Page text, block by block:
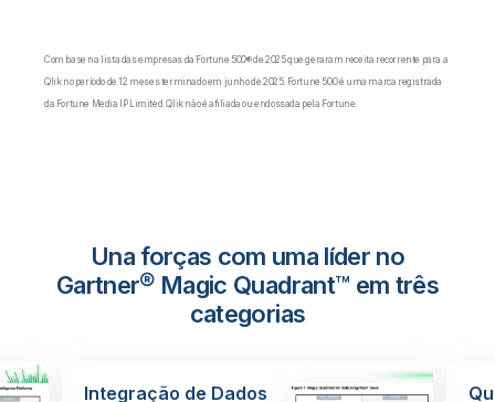
Com base na lista das empresas da Fortune 500® de 2025 que geraram receita recorrente para a
Qlik no período de 12 meses terminado em junho de 2025. Fortune 500 é uma marca registrada
da Fortune Media IP Limited. Qlik não é afiliada ou endossada pela Fortune.
Una forças com uma líder no
Gartner® Magic Quadrant™ em três
categorias
Integração de Dados